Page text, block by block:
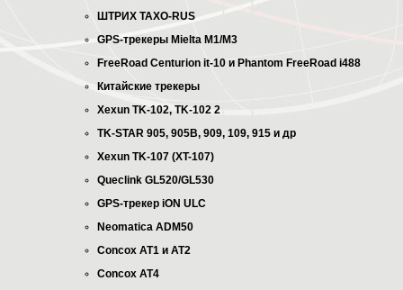
ШТРИХ TAXO-RUS
GPS-трекеры Mielta M1/M3
FreeRoad Сеnturion it-10 и Phantom FreeRoad i488
Китайские трекеры
Xexun TK-102, TK-102 2
TK-STAR 905, 905B, 909, 109, 915 и др
Xexun TK-107 (XT-107)
Queclink GL520/GL530
GPS-трекер iON ULC
Neomatica ADM50
Concox AT1 и AT2
Concox AT4